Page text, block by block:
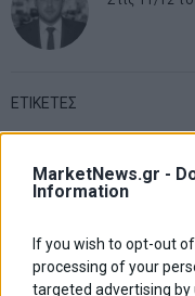
MarketNews.gr -
Information
If you wish to opt-out
processing of your
targeted advertising by
ΕΤΙΚΕΤΕΣ
marketnews
Χρηματιστηριο Αθηνων
επικαιροτητα
χρηματιστηρια